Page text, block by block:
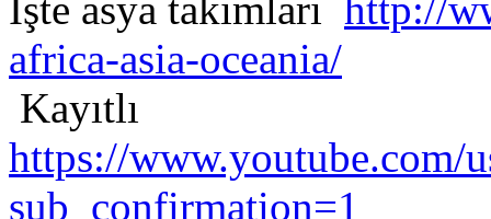
africa-asia-oceania/
Kayıtlı
https://www.youtube.com/
sub_confirmation=1